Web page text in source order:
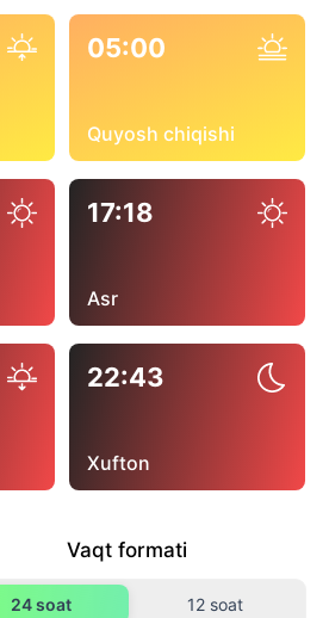
05:00
Quyosh chiqishi
17:18
Asr
22:43
Xufton
Vaqt formati
24 soat 12 soat